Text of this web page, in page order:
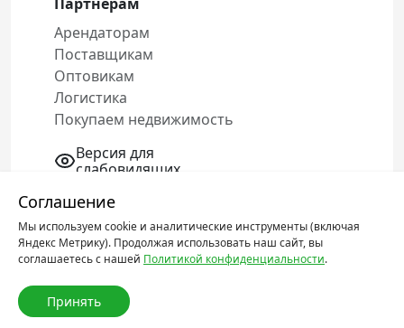
Соглашение
Мы используем cookie и аналитические инструменты (включая
Яндекс Метрику). Продолжая использовать наш сайт, вы
соглашаетесь с нашей Политикой конфиденциальности.
Принять
Арендаторам
Поставщикам
Оптовикам
Логистика
Покупаем недвижимость
Версия для
слабовидящих
Политика конфиденциальности
Соглашение об обработке персональных
данных